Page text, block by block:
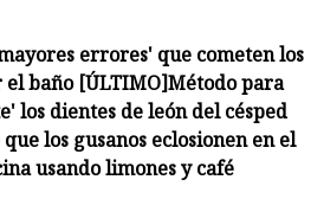
errores' que cometen los
baño [ÚLTIMO]Método para
los dientes de león del césped
los gusanos eclosionen en el
usando limones y café